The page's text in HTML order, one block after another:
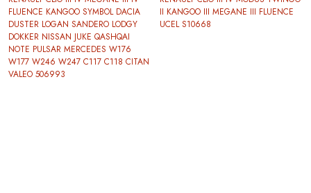
MERCEDES W176 W177 W246
W247 C117 C118 CITAN SKF